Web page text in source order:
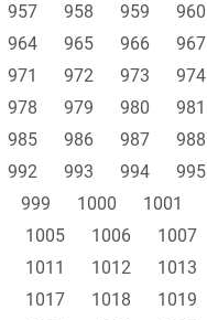
957 958 959 960
964 965 966 967
971 972 973 974
978 979 980 981
985 986 987 988
992 993 994 995
999 1000 1001
1005 1006 1007
1011 1012 1013
1017 1018 1019